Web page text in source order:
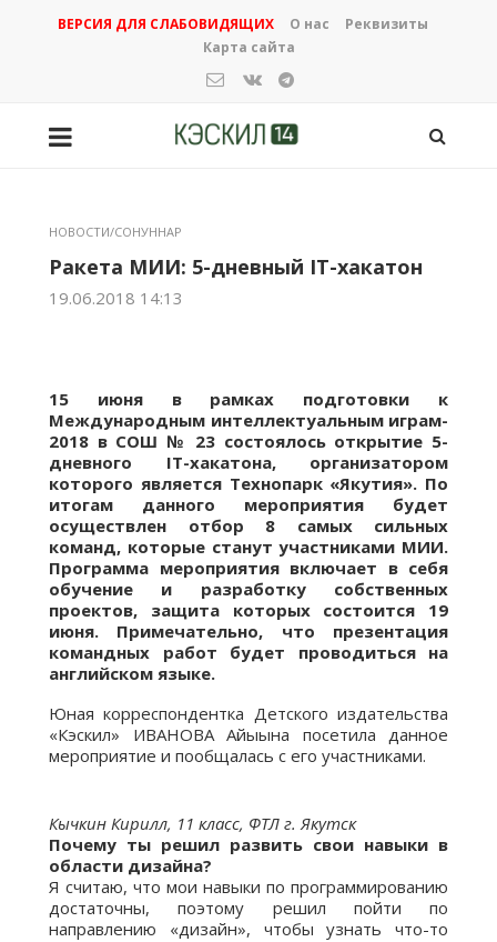
ВЕРСИЯ ДЛЯ СЛАБОВИДЯЩИХ О нас
Реквизиты
Карта сайта
НОВОСТИ/СОНУННАР
Ракета МИИ: 5-дневный IT-хакатон
19.06.2018 14:13
15 июня в рамках подготовки к
Международным интеллектуальным играм-
2018 в СОШ № 23 состоялось открытие 5-
дневного IT-хакатона, организатором
которого является Технопарк «Якутия». По
итогам данного мероприятия будет
осуществлен отбор 8 самых сильных
команд, которые станут участниками МИИ.
Программа мероприятия включает в себя
обучение и разработку собственных
проектов, защита которых состоится 19
июня. Примечательно, что презентация
командных работ будет проводиться на
английском языке.
Юная корреспондентка Детского издательства
«Кэскил» ИВАНОВА Айыына посетила данное
мероприятие и пообщалась с его участниками.
Кычкин Кирилл, 11 класс, ФТЛ г. Якутск
Почему ты решил развить свои навыки в
области дизайна?
Я считаю, что мои навыки по программированию
достаточны, поэтому решил пойти по
направлению «дизайн», чтобы узнать что-то